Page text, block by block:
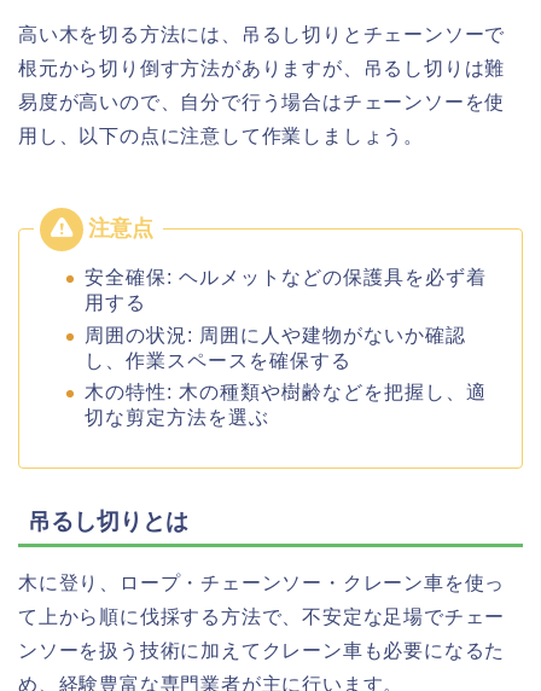
高い木を切る方法には、吊るし切りとチェーンソーで
根元から切り倒す方法がありますが、吊るし切りは難
易度が高いので、自分で行う場合はチェーンソーを使
用し、以下の点に注意して作業しましょう。
安全確保: ヘルメットなどの保護具を必ず着
用する
周囲の状況: 周囲に人や建物がないか確認
し、作業スペースを確保する
木の特性: 木の種類や樹齢などを把握し、適
切な剪定方法を選ぶ
吊るし切りとは
木に登り、ロープ・チェーンソー・クレーン車を使っ
て上から順に伐採する方法で、不安定な足場でチェー
ンソーを扱う技術に加えてクレーン車も必要になるた
め、経験豊富な専門業者が主に行います。